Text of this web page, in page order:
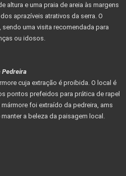
altura e uma praia de areia às margens
aprazíveis atrativos da serra. O
uma visita recomendada para
ou idosos.
Pedreira
cuja extração é proibida. O local é
pontos prefeidos para prática de rapel
foi extraído da pedreira, ams
a beleza da paisagem local.